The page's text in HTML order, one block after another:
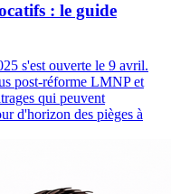
: le guide
s'est ouverte le 9 avril.
post-réforme LMNP et
qui peuvent
d'horizon des pièges à